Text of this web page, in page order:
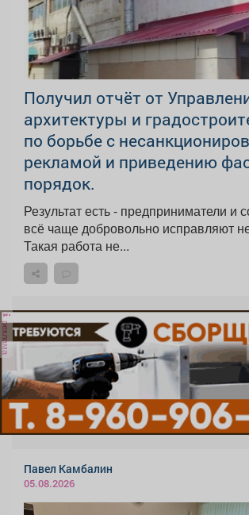
Получил отчёт от
архитектуры и
по борьбе с
рекламой и приведению
порядок.
Результат есть - предприниматели и
всё чаще добровольно исправляют
Такая работа не...
реклама
Павел Камбалин
05.08.2026